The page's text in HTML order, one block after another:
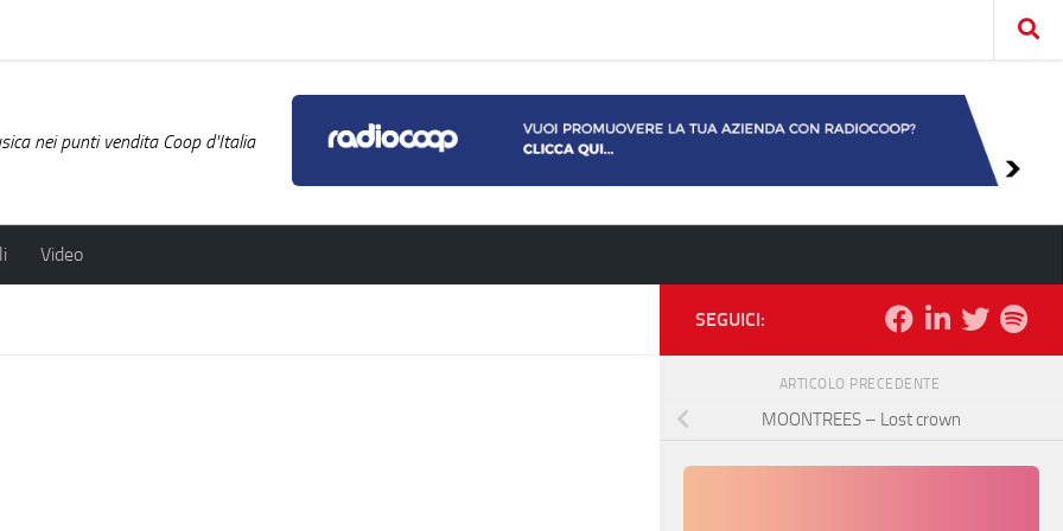
nei punti vendita Coop d'Italia
Video
SEGUICI:
ARTICOLO PRECEDENTE
MOONTREES – Lost crown